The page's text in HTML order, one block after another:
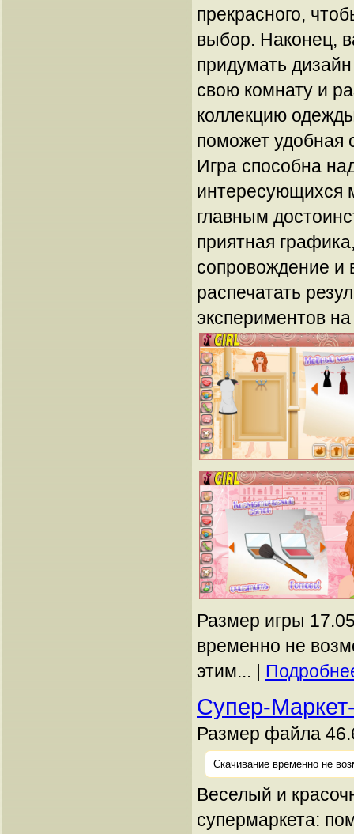
прекрасного,
выбор. Наконец,
придумать
свою комнату и
коллекцию
поможет удобная
Игра способна
интересующихся
главным
приятная
сопровождение и
распечатать
экспериментов
Размер игры
временно не
этим... |
Супер-
Размер файла
Скачивание временно не
Веселый и
супермаркета: